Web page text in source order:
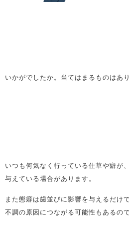
いかがでしたか。当てはまるものはあ
いつも何気なく行っている仕草や癖が
与えている場合があります。
また態癖は歯並びに影響を与えるだけ
不調の原因につながる可能性もあるので